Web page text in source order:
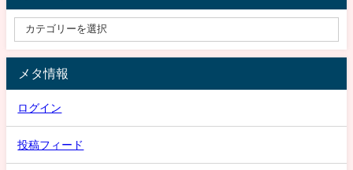
メタ情報
ログイン
投稿フィード